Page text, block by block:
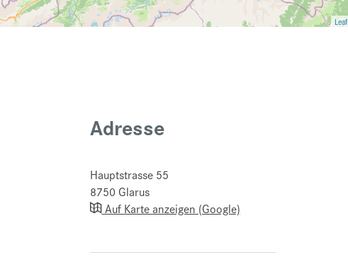
Adresse
Hauptstrasse 55
8750 Glarus
Auf Karte anzeigen (Google)